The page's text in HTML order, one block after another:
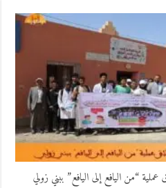
“من اليافع إلى اليافع” ببني زولي